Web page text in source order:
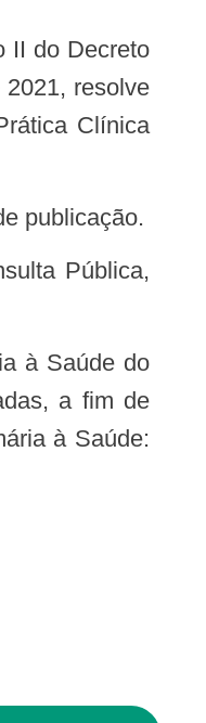
resolve
Clínica
publicação.
a fim de
à Saúde: